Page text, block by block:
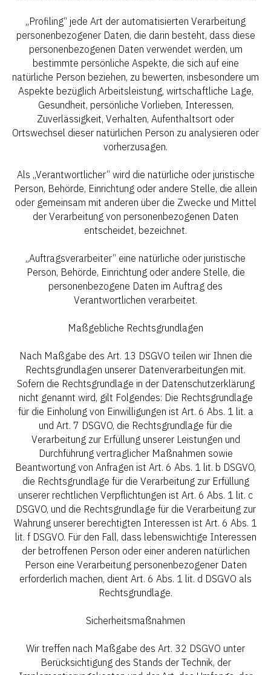
„Profiling“ jede Art der automatisierten Verarbeitung
personenbezogener Daten, die darin besteht, dass diese
personenbezogenen Daten verwendet werden, um
bestimmte persönliche Aspekte, die sich auf eine
natürliche Person beziehen, zu bewerten, insbesondere um
Aspekte bezüglich Arbeitsleistung, wirtschaftliche Lage,
Gesundheit, persönliche Vorlieben, Interessen,
Zuverlässigkeit, Verhalten, Aufenthaltsort oder
Ortswechsel dieser natürlichen Person zu analysieren oder
vorherzusagen.
Als „Verantwortlicher“ wird die natürliche oder juristische
Person, Behörde, Einrichtung oder andere Stelle, die allein
oder gemeinsam mit anderen über die Zwecke und Mittel
der Verarbeitung von personenbezogenen Daten
entscheidet, bezeichnet.
„Auftragsverarbeiter“ eine natürliche oder juristische
Person, Behörde, Einrichtung oder andere Stelle, die
personenbezogene Daten im Auftrag des
Verantwortlichen verarbeitet.
Maßgebliche Rechtsgrundlagen
Nach Maßgabe des Art. 13 DSGVO teilen wir Ihnen die
Rechtsgrundlagen unserer Datenverarbeitungen mit.
Sofern die Rechtsgrundlage in der Datenschutzerklärung
nicht genannt wird, gilt Folgendes: Die Rechtsgrundlage
für die Einholung von Einwilligungen ist Art. 6 Abs. 1 lit. a
und Art. 7 DSGVO, die Rechtsgrundlage für die
Verarbeitung zur Erfüllung unserer Leistungen und
Durchführung vertraglicher Maßnahmen sowie
Beantwortung von Anfragen ist Art. 6 Abs. 1 lit. b DSGVO,
die Rechtsgrundlage für die Verarbeitung zur Erfüllung
unserer rechtlichen Verpflichtungen ist Art. 6 Abs. 1 lit. c
DSGVO, und die Rechtsgrundlage für die Verarbeitung zur
Wahrung unserer berechtigten Interessen ist Art. 6 Abs. 1
lit. f DSGVO. Für den Fall, dass lebenswichtige Interessen
der betroffenen Person oder einer anderen natürlichen
Person eine Verarbeitung personenbezogener Daten
erforderlich machen, dient Art. 6 Abs. 1 lit. d DSGVO als
Rechtsgrundlage.
Sicherheitsmaßnahmen
Wir treffen nach Maßgabe des Art. 32 DSGVO unter
Berücksichtigung des Stands der Technik, der